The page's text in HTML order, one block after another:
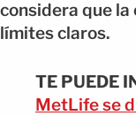
considera que la
límites claros.
TE PUEDE
MetLife se